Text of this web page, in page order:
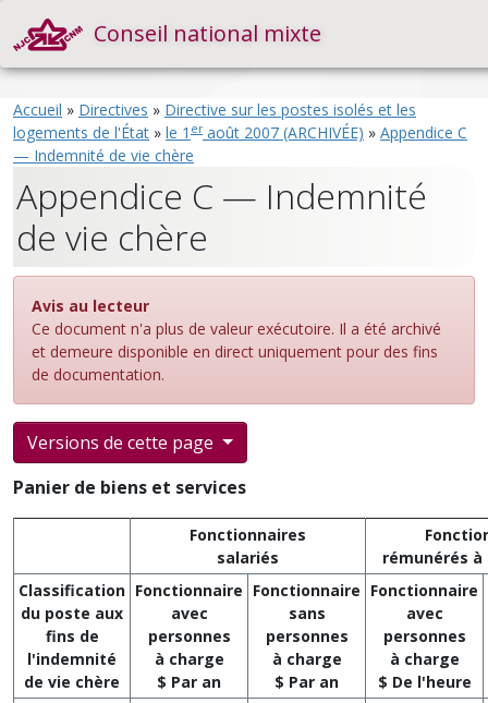
Conseil national mixte
Accueil » Directives » Directive sur les postes isolés et les
logements de l'État » le 1 eraoût 2007 (ARCHIVÉE) » Appendice C
— Indemnité de vie chère
Appendice C — Indemnité
de vie chère
Avis au lecteur
Ce document n'a plus de valeur exécutoire. Il a été archivé
et demeure disponible en direct uniquement pour des fins
de documentation.
Versions de cette page
Panier de biens et services
Fonctionnaires
salariés
rémunérés
Classification
du poste aux
fins de
l'indemnité
de vie chère
Fonctionnaire
avec
personnes
à charge
$ Par an
Fonctionnaire
sans
personnes
à charge
$ Par an
Fonctionnaire
avec
personnes
à charge
$ De l'heure